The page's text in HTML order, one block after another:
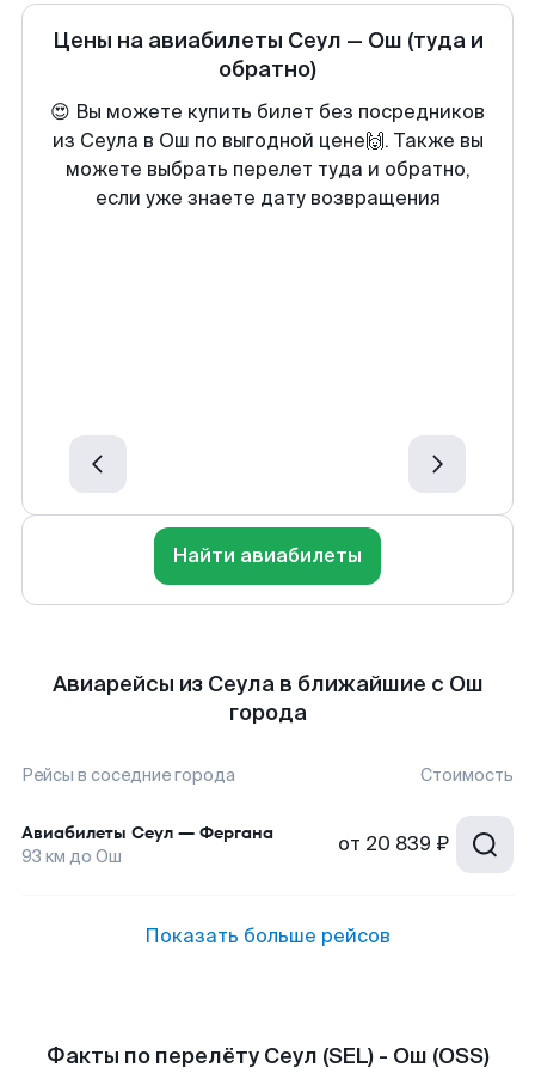
Цены на авиабилеты Сеул — Ош (туда и
обратно)
😍 Вы можете купить билет без посредников
из Сеула в Ош по выгодной цене🙌. Также вы
можете выбрать перелет туда и обратно,
если уже знаете дату возвращения
Найти авиабилеты
Авиарейсы из Сеула в ближайшие с Ош
города
Рейсы в соседние города Стоимость
Авиабилеты Сеул — Фергана
93 км до Ош от 20 839 ₽
Показать больше рейсов
Факты по перелёту Сеул (SEL) - Ош (OSS)